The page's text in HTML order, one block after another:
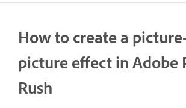
How to create a
picture effect in Adobe
Rush